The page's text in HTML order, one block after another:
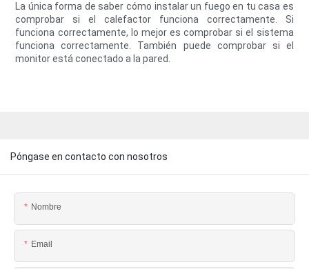
La única forma de saber cómo instalar un fuego en tu casa es
comprobar si el calefactor funciona correctamente. Si
funciona correctamente, lo mejor es comprobar si el sistema
funciona correctamente. También puede comprobar si el
monitor está conectado a la pared.
Póngase en contacto con nosotros
Nombre
Email